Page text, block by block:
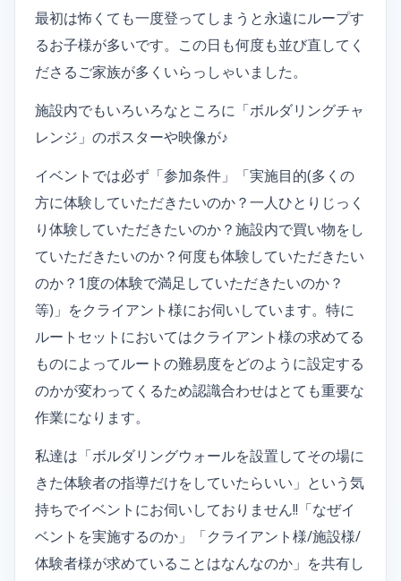
最初は怖くても一度登ってしまうと永遠にループす
るお子様が多いです。この日も何度も並び直してく
ださるご家族が多くいらっしゃいました。
施設内でもいろいろなところに「ボルダリングチャ
レンジ」のポスターや映像が♪
イベントでは必ず「参加条件」「実施目的(多くの
方に体験していただきたいのか？一人ひとりじっく
り体験していただきたいのか？施設内で買い物をし
ていただきたいのか？何度も体験していただきたい
のか？1度の体験で満足していただきたいのか？
等)」をクライアント様にお伺いしています。特に
ルートセットにおいてはクライアント様の求めてる
ものによってルートの難易度をどのように設定する
のかが変わってくるため認識合わせはとても重要な
作業になります。
私達は「ボルダリングウォールを設置してその場に
きた体験者の指導だけをしていたらいい」という気
持ちでイベントにお伺いしておりません!!「なぜイ
ベントを実施するのか」「クライアント様/施設様/
体験者様が求めていることはなんなのか」を共有し